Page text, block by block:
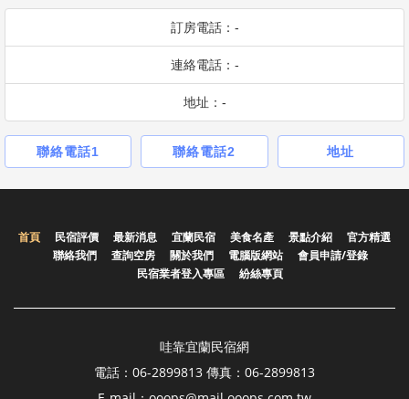
訂房電話：-
連絡電話：-
地址：-
聯絡電話1 聯絡電話2 地址
首頁 民宿評價 最新消息 宜蘭民宿 美食名產 景點介紹
官方精選
聯絡我們
查詢空房 關於我們 電腦版網站
會員申請/登錄
民宿業者登入專區
紛絲專頁
哇靠宜蘭民宿網
電話：06-2899813 傳真：06-2899813